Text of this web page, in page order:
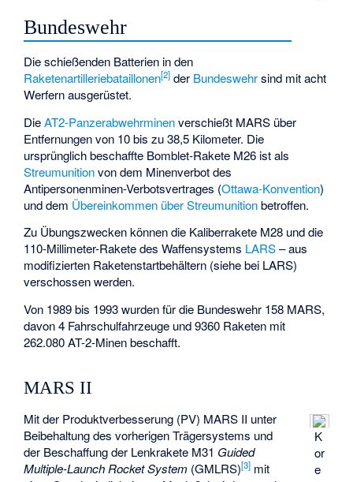
Bundeswehr
Die schießenden Batterien in den
Raketenartilleriebataillonen[2] der Bundeswehrsind mit acht
Werfern ausgerüstet.
DieAT2-Panzerabwehrminenverschießt MARS über
Entfernungen von 10 bis zu 38,5 Kilometer. Die
ursprünglich beschaffte Bomblet-Rakete M26 ist als
Streumunitionvon dem Minenverbot des
Antipersonenminen-Verbotsvertrages (Ottawa-Konvention)
und dem Übereinkommen über Streumunitionbetroffen.
Zu Übungszwecken können die Kaliberrakete M28 und die
110-Millimeter-Rakete des Waffensystems LARS– aus
modifizierten Raketenstartbehältern (siehe bei LARS)
verschossen werden.
Von 1989 bis 1993 wurden für die Bundeswehr 158 MARS,
davon 4 Fahrschulfahrzeuge und 9360 Raketen mit
262.080 AT-2-Minen beschafft.
MARS II
K
or
e
Mit der Produktverbesserung (PV) MARS II unter
Beibehaltung des vorherigen Trägersystems und
der Beschaffung der Lenkrakete M31 Guided
Multiple-Launch Rocket System (GMLRS)[3] mit